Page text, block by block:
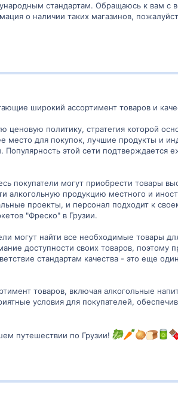
стандартам. Обращаюсь к вам
о наличии таких магазинов,
широкий ассортимент товаров и
ценовую политику, стратегия которой
для покупок, лучшие продукты и
Популярность этой сети
покупатели могут приобрести товары
продукцию местного и
проекты, и персонал подходит к
"Фреско" в Грузии.
могут найти все необходимые товары
доступности своих товаров, поэтому
стандартам качества - это еще
товаров, включая алкогольные
условия для покупателей,
путешествии по Грузии!